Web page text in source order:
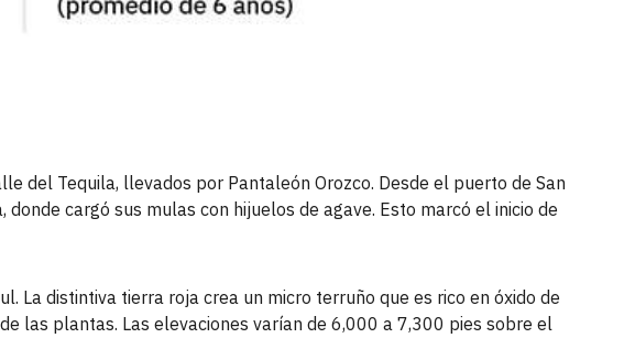
del Tequila, llevados por Pantaleón Orozco. Desde el puerto de San
cargó sus mulas con hijuelos de agave. Esto marcó el inicio de
La distintiva tierra roja crea un micro terruño que es rico en óxido de
las plantas. Las elevaciones varían de 6,000 a 7,300 pies sobre el